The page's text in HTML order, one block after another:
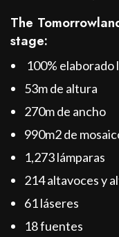
The
stage:
100% elaborado
53m de altura
270m de ancho
990m2 de
1,273 lámparas
214 altavoces y
61 láseres
18 fuentes